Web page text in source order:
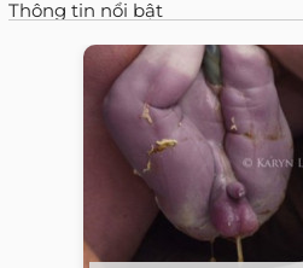
Thông tin nổi bật